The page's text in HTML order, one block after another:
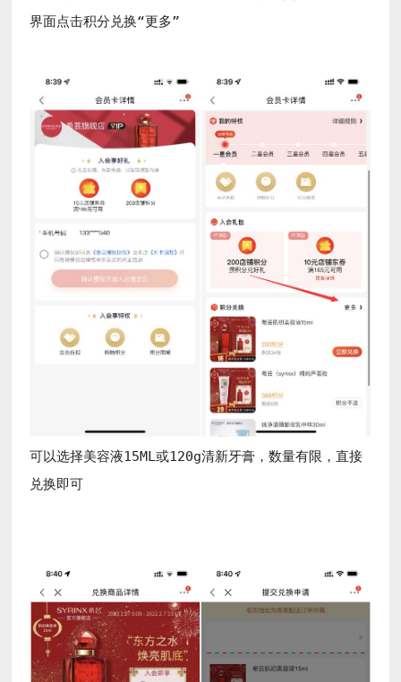
界面点击积分兑换“更多”
可以选择美容液15ML或120g清新牙膏，数量有限，直接
兑换即可